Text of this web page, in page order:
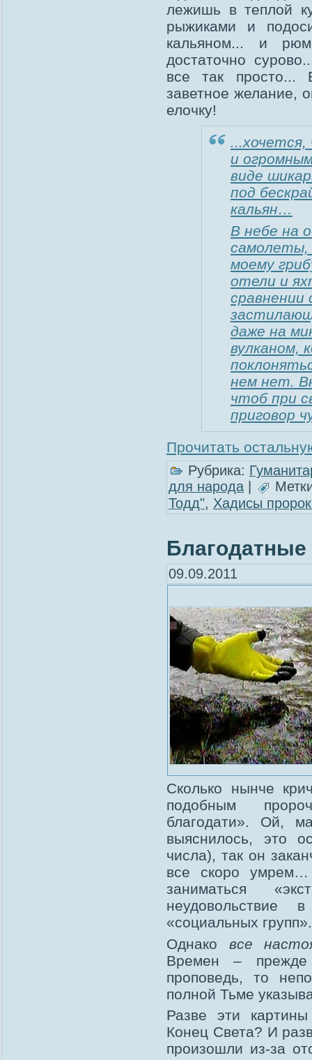
лежишь в теплой
рыжиками и
кальяном... и
достаточно
все так
заветное желание,
елочку!
и
виде
под
кальян…
В небе на
самолеты,
моему
отели и
сравнении
даже на
вулканом,
нем нет.
чтоб при
приговор
Прочитать
Рубрика:
для народа
Тодд", Хадисы
Благодатные
09.09.2011
Сколько нынче
подобным
благодати». Ой,
выяснилось, это
числа), так он
все скоро
заниматься
неудовольствие
«социальных групп».
Однако все
Времен – прежде
проповедь, то
полной Тьме
Разве эти
Конец Света? И
произошли из-за